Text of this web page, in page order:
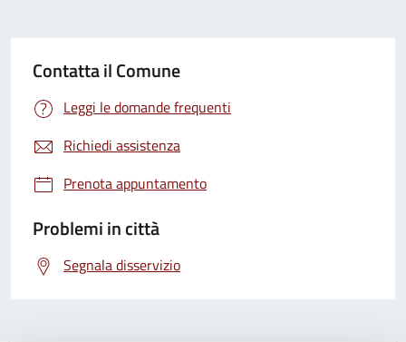
Contatta il Comune
Leggi le domande frequenti
Richiedi assistenza
Prenota appuntamento
Problemi in città
Segnala disservizio